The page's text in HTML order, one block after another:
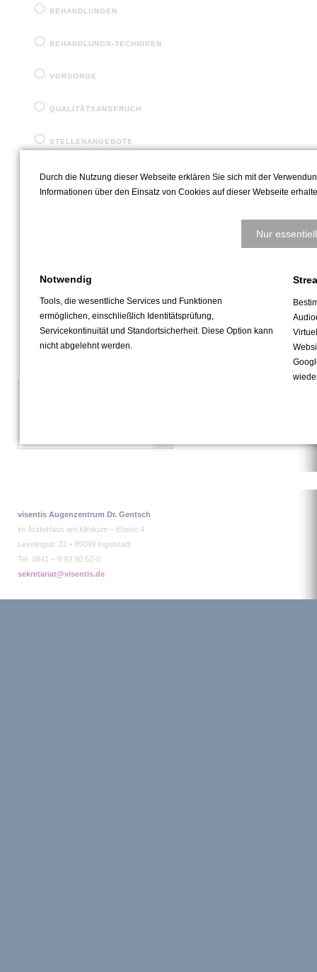
BEHANDLUNGEN
BEHANDLUNGS-TECHNIKEN
VORSORGE
QUALITÄTSANSPRUCH
STELLENANGEBOTE
KONTAKT
visentis Augenzentrum Dr. Gentsch
im ÄrzteHaus am Klinikum – Ebene 4
Levelingstr. 21 • 85049 Ingolstadt
Tel. 0841 – 9 93 90 52-0
sekretariat@visentis.de
Durch die Nutzung dieser Webseite erklären Sie sich mit der
Informationen über den Einsatz von Cookies auf dieser Webseite
Nur
Notwendig
Tools, die wesentliche Services und Funktionen
ermöglichen, einschließlich Identitätsprüfung,
Servicekontinuität und Standortsicherheit. Diese Option kann
nicht abgelehnt werden.